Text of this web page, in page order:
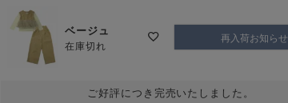
ベージュ
在庫切れ 再入荷お知らせ
ご好評につき完売いたしました。